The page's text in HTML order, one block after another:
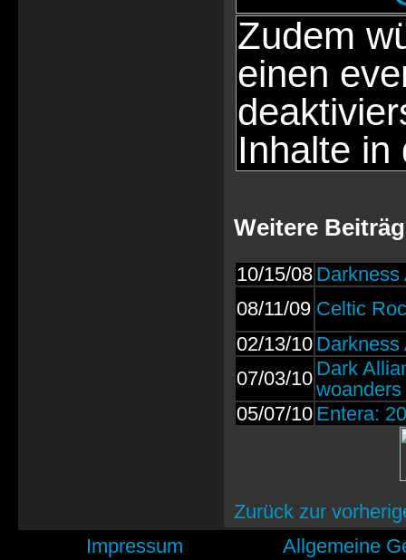
Zudem
einen
Inhalte in
Weitere
10/15/08 Darkness
08/11/09 Celtic
02/13/10 Darkness
07/03/10 Dark
woanders
05/07/10 Entera:
Zurück zur
Impressum
Allgemeine